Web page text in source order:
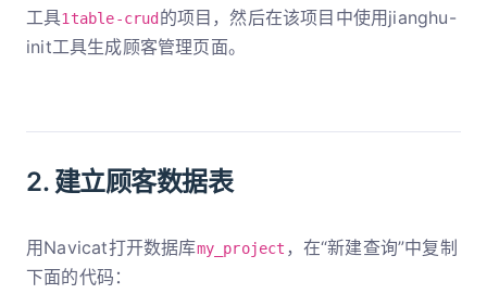
工具1table-crud的项目，然后在该项目中使用jianghu-
init工具生成顾客管理页面。
2. 建立顾客数据表
用Navicat打开数据库my_project ，在“新建查询”中复制
下面的代码：